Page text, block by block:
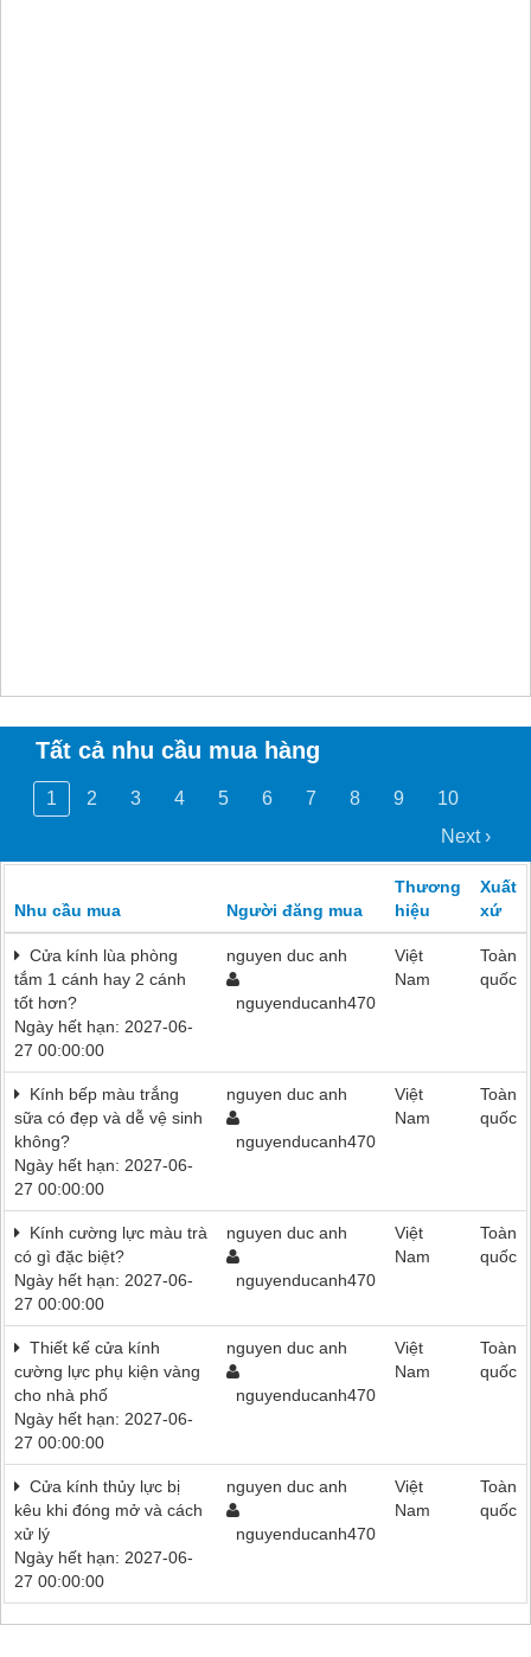
Tất cả nhu cầu mua hàng
1 2 3 4 5 6 7 8 9
10
Next ›
Nhu cầu mua Người đăng mua
Thương
hiệu
Xuất
xứ
Cửa kính lùa phòng
tắm 1 cánh hay 2 cánh
tốt hơn?
Ngày hết hạn: 2027-06-
27 00:00:00
nguyen duc anh
nguyenducanh470
Việt
Nam
Toàn
quốc
Kính bếp màu trắng
sữa có đẹp và dễ vệ sinh
không?
Ngày hết hạn: 2027-06-
27 00:00:00
nguyen duc anh
nguyenducanh470
Việt
Nam
Toàn
quốc
Kính cường lực màu trà
có gì đặc biệt?
Ngày hết hạn: 2027-06-
27 00:00:00
nguyen duc anh
nguyenducanh470
Việt
Nam
Toàn
quốc
Thiết kế cửa kính
cường lực phụ kiện vàng
cho nhà phố
Ngày hết hạn: 2027-06-
27 00:00:00
nguyen duc anh
nguyenducanh470
Việt
Nam
Toàn
quốc
Cửa kính thủy lực bị
kêu khi đóng mở và cách
xử lý
Ngày hết hạn: 2027-06-
27 00:00:00
nguyen duc anh
nguyenducanh470
Việt
Nam
Toàn
quốc